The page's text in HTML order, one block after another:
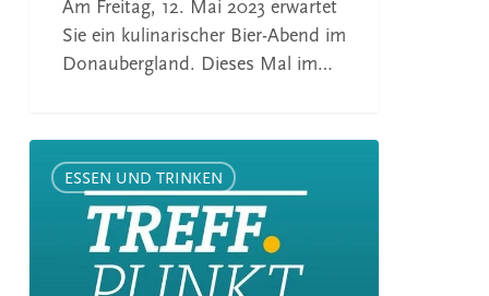
Am Freitag, 12. Mai 2023 erwartet
Sie ein kulinarischer Bier-Abend im
Donaubergland. Dieses Mal im…
SWR-
Treffpunkt
Einkehren
ESSEN UND TRINKEN